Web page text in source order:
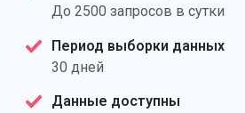
До 2500 запросов в сутки
Период выборки данных
30 дней
Данные доступны